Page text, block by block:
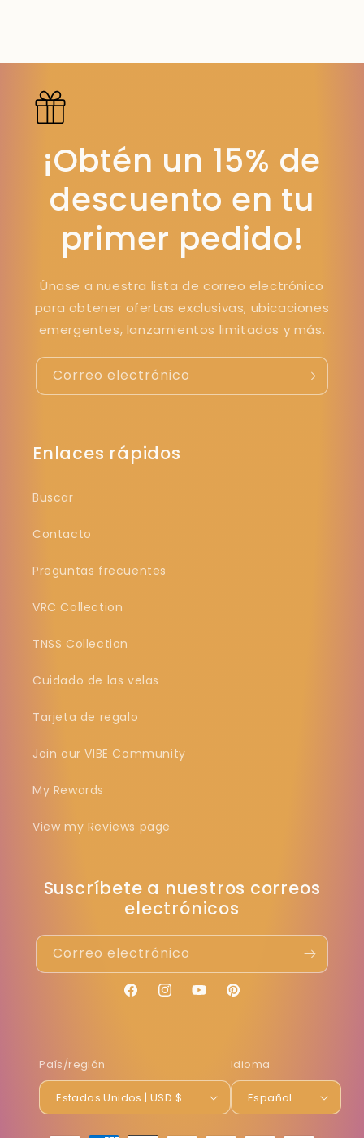
¡Obtén un 15% de
descuento en tu
primer pedido!
Únase a nuestra lista de correo electrónico
para obtener ofertas exclusivas, ubicaciones
emergentes, lanzamientos limitados y más.
Correo electrónico
Enlaces rápidos
Buscar
Contacto
Preguntas frecuentes
VRC Collection
TNSS Collection
Cuidado de las velas
Tarjeta de regalo
Join our VIBE Community
My Rewards
View my Reviews page
Suscríbete a nuestros correos
electrónicos
Correo electrónico
FacebookInstagramYouTubePinterest
País/región
Estados Unidos | USD $
Idioma
Español